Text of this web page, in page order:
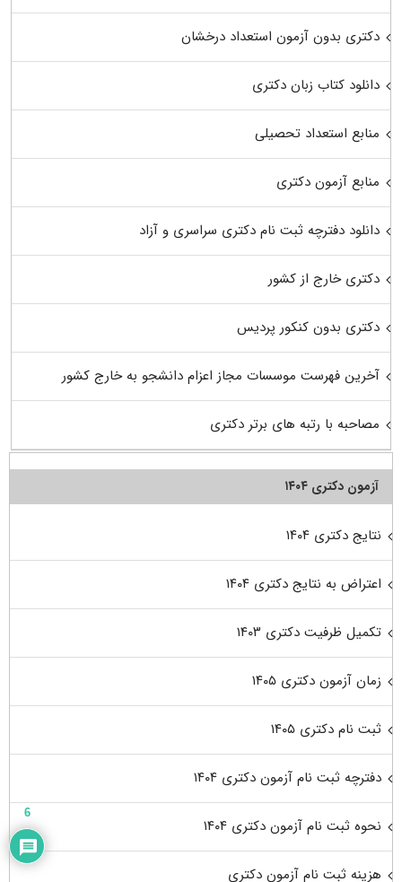
دکتری بدون آزمون استعداد درخشان
دانلود کتاب زبان دکتری
منابع استعداد تحصیلی
منابع آزمون دکتری
دانلود دفترچه ثبت نام دکتری سراسری و آزاد
دکتری خارج از کشور
دکتری بدون کنکور پردیس
آخرین فهرست موسسات مجاز اعزام دانشجو به خارج کشور
مصاحبه با رتبه های برتر دکتری
آزمون دکتری ۱۴۰۴
نتایج دکتری ۱۴۰۴
اعتراض به نتایج دکتری ۱۴۰۴
تکمیل ظرفیت دکتری ۱۴۰۳
زمان آزمون دکتری ۱۴۰۵
ثبت نام دکتری ۱۴۰۵
دفترچه ثبت نام آزمون دکتری ۱۴۰۴
نحوه ثبت نام آزمون دکتری ۱۴۰۴
هزینه ثبت نام آزمون دکتری
6